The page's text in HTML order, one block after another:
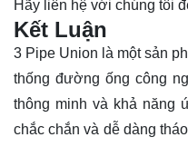
Hãy liên hệ với chúng tôi
Kết Luận
3 Pipe Union là một sản
thống đường ống công
thông minh và khả năng
chắc chắn và dễ dàng